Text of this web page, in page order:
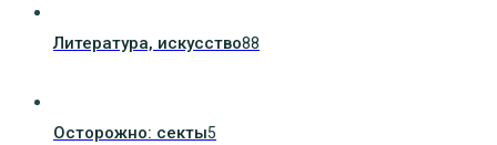
Литература, искуcство88
Осторожно: секты5